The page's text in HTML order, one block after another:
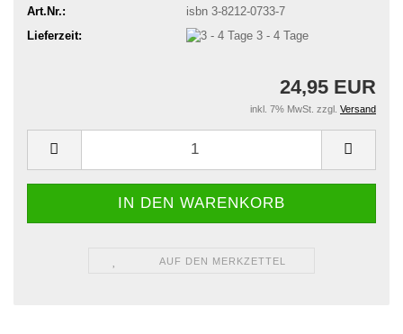
Art.Nr.:
isbn 3-8212-0733-7
Lieferzeit:
3 - 4 Tage
24,95 EUR
inkl. 7% MwSt. zzgl. Versand
AUF DEN MERKZETTEL